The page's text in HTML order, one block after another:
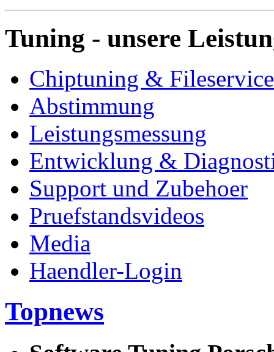
Tuning - unsere
Chiptuning & Fileservice
Abstimmung
Leistungsmessung
Entwicklung &
Support und Zubehoer
Pruefstandsvideos
Media
Haendler-Login
Topnews